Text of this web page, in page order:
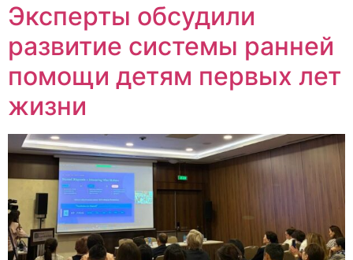
Эксперты обсудили
развитие системы ранней
помощи детям первых лет
жизни